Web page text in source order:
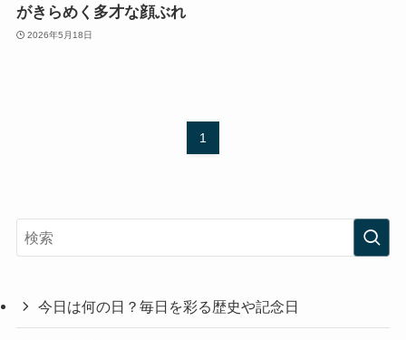
がきらめく多才な顔ぶれ
2026年5月18日
1
今日は何の日？毎日を彩る歴史や記念日